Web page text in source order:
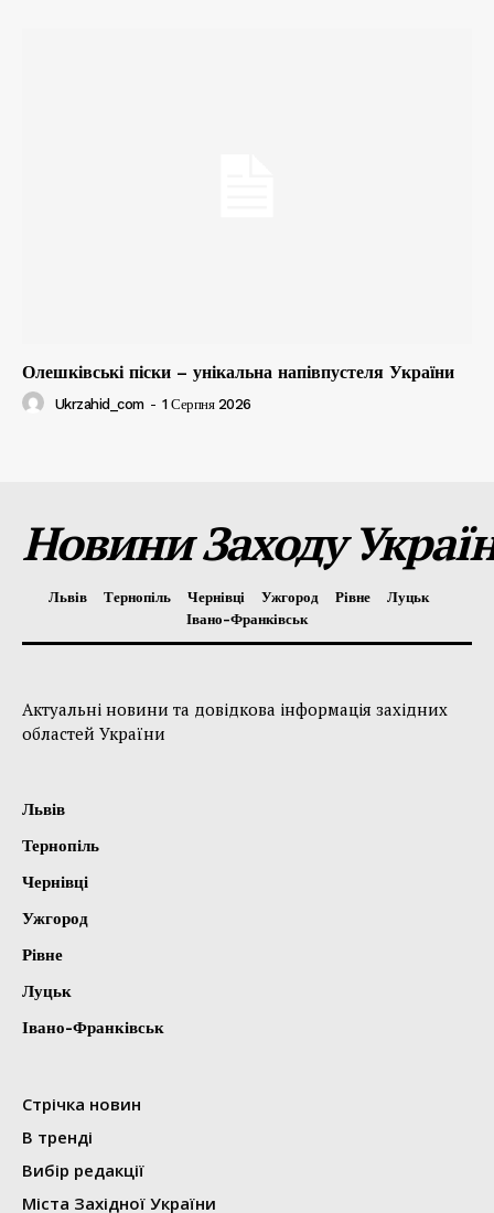
Олешківські піски – унікальна напівпустеля України
Ukrzahid_com - 1 Серпня 2026
Новини Заходу
Львів Тернопіль Чернівці Ужгород Рівне
Луцьк
Івано-Франківськ
Актуальні новини та довідкова інформація західних
областей України
Львів
Тернопіль
Чернівці
Ужгород
Рівне
Луцьк
Івано-Франківськ
Стрічка новин
В тренді
Вибір редакції
Міста Західної України